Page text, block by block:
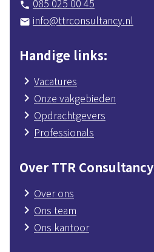
phone 085 025 00 45
mail info@ttrconsultancy.nl
Handige links
Vacatures
Onze vakgebieden
Opdrachtgevers
Professionals
Over TTR Consultancy
Over ons
Ons team
Ons kantoor